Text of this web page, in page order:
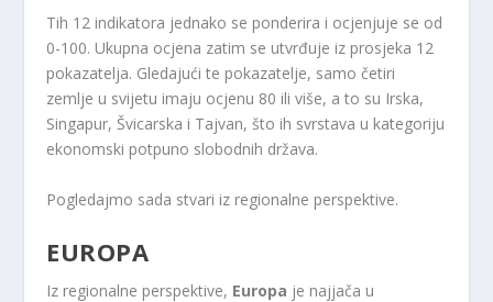
Tih 12 indikatora jednako se ponderira i ocjenjuje se od
0-100. Ukupna ocjena zatim se utvrđuje iz prosjeka 12
pokazatelja. Gledajući te pokazatelje, samo četiri
zemlje u svijetu imaju ocjenu 80 ili više, a to su Irska,
Singapur, Švicarska i Tajvan, što ih svrstava u kategoriju
ekonomski potpuno slobodnih država.
Pogledajmo sada stvari iz regionalne perspektive.
EUROPA
Iz regionalne perspektive, Europa je najjača u